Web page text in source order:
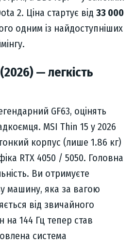
2. Ціна стартує від 33 000
одним із найдоступніших
— легкість
GF63, оцінять
MSI Thin 15 у 2026
корпус (лише 1.86 кг)
RTX 4050 / 5050. Головна
Ви отримуєте
машину, яка за вагою
від звичайного
на 144 Гц тепер став
система